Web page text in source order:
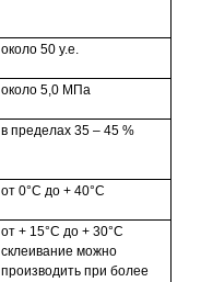
около 50 у.е.
около 5,0 МПа
в пределах 35 – 45 %
от 0°С до + 40°С
от + 15°С до + 30°С
склеивание можно
производить при более